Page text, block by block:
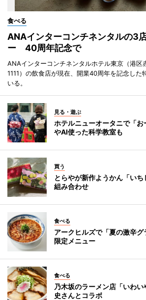
食べる
ANAインターコンチネンタルの3
ー 40周年記念で
ANAインターコンチネンタルホテル東京（港
1111）の飲食店が現在、開業40周年を記念した
いる。
見る・遊ぶ
ホテルニューオータニで「
やAI使った科学教室も
買う
とらやが新作ようかん「い
組み合わせ
食べる
アークヒルズで「夏の激辛
限定メニュー
食べる
乃木坂のラーメン店「いわ
史さんとコラボ